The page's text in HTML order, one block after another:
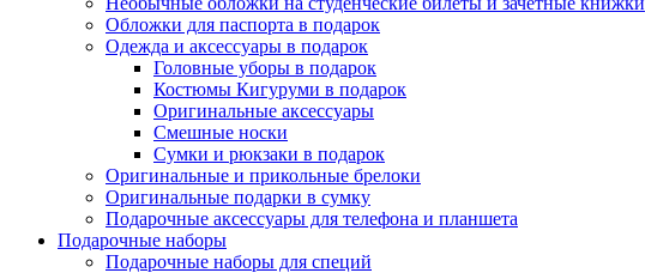
Обложки для паспорта в подарок
Одежда и аксессуары в подарок
Головные уборы в подарок
Костюмы Кигуруми в подарок
Оригинальные аксессуары
Смешные носки
Сумки и рюкзаки в подарок
Оригинальные и прикольные брелоки
Оригинальные подарки в сумку
Подарочные аксессуары для телефона и планшета
Подарочные наборы
Подарочные наборы для специй